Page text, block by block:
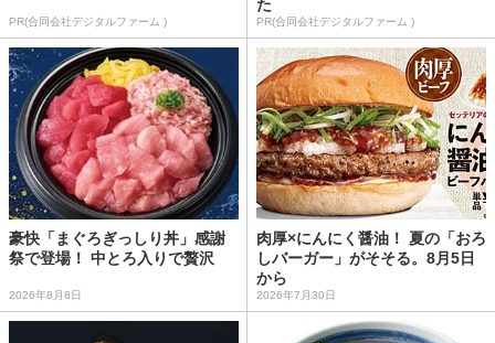
PR(合同会社デジタルファーム )
た
PR(合同会社デジタルファーム )
豪快「まぐろぎっしり丼」感謝
祭で登場！ 中とろ入りで贅沢
2026年8月8日
肉厚×にんにく醤油！ 夏の「おろ
しバーガー」がそそる。8月5日
から
2026年7月30日